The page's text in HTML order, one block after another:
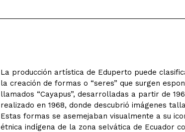
La producción artística de Eduperto puede
la creación de formas o “seres” que surgen
llamados “Cayapus”, desarrolladas a partir de
realizado en 1968, donde descubrió imágenes
Estas formas se asemejaban visualmente a su
étnica indígena de la zona selvática de Ecuador